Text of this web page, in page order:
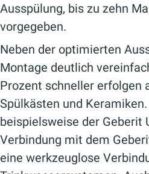
Ausspülung, bis zu zehn
vorgegeben.
Neben der optimierten
Montage deutlich
Prozent schneller erfolgen
Spülkästen und
beispielsweise der Geberit
Verbindung mit dem
eine werkzeuglose